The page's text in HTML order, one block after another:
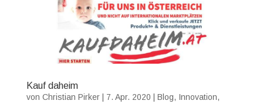
Kauf daheim
von Christian Pirker| 7. Apr. 2020 Blog, Innovation,